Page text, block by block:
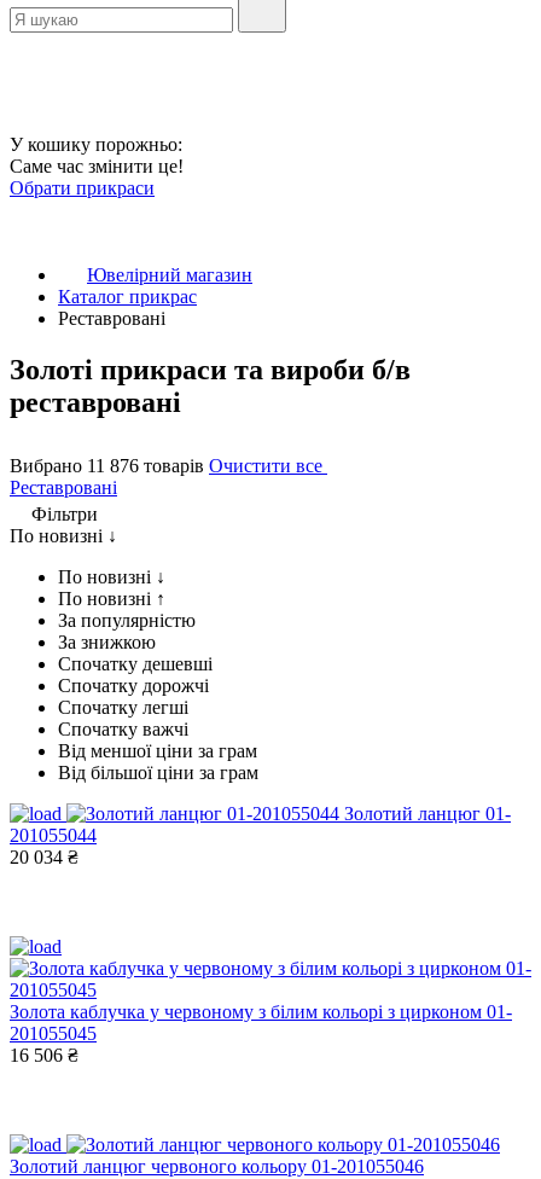
У кошику порожньо:
Саме час змінити це!
Обрати прикраси
Ювелірний магазин
Каталог прикрас
Реставровані
Золоті прикраси та вироби б/в
реставровані
Вибрано 11 876 товарів Очистити все
Реставровані
Фільтри
По новизні ↓
По новизні ↓
По новизні ↑
За популярністю
За знижкою
Спочатку дешевші
Спочатку дорожчі
Спочатку легші
Спочатку важчі
Від меншої ціни за грам
Від більшої ціни за грам
Золотий ланцюг 01-
201055044
20 034 ₴
Золота каблучка у червоному з білим кольорі з цирконом 01-
201055045
16 506 ₴
Золотий ланцюг червоного кольору 01-201055046